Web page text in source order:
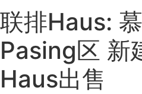
联排Haus:
Pasing区 新
Haus出售